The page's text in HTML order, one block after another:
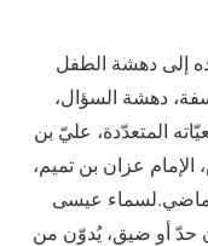
إلى دهشة الطفل
دهشة السؤال،
المتعدّدة، عليّ بن
عزان بن تميم،
عيسى
حدّ أو ضيق، يُدوّن من